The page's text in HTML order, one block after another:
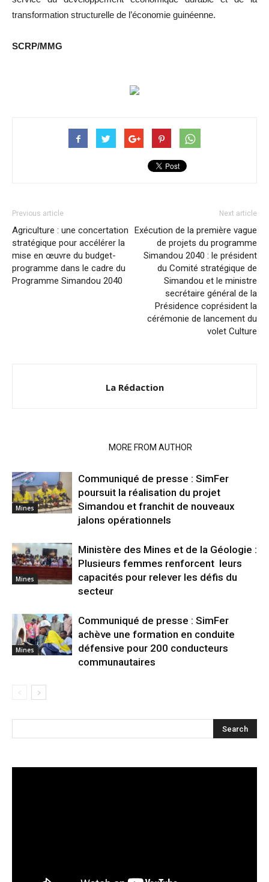
transformation structurelle de l’économie guinéenne.
SCRP/MMG
Previous article
Agriculture : une concertation
stratégique pour accélérer la
mise en œuvre du budget-
programme dans le cadre du
Programme Simandou 2040
Next article
Exécution de la première vague
de projets du programme
Simandou 2040 : le président
du Comité stratégique de
Simandou et le ministre
secrétaire général de la
Présidence coprésident la
cérémonie de lancement du
volet Culture
La Rédaction
MORE FROM AUTHOR
Mines
Communiqué de presse : SimFer
poursuit la réalisation du projet
Simandou et franchit de nouveaux
jalons opérationnels
Mines
Ministère des Mines et de la Géologie :
Plusieurs femmes renforcent leurs
capacités pour relever les défis du
secteur
Mines
Communiqué de presse : SimFer
achève une formation en conduite
défensive pour 200 conducteurs
communautaires